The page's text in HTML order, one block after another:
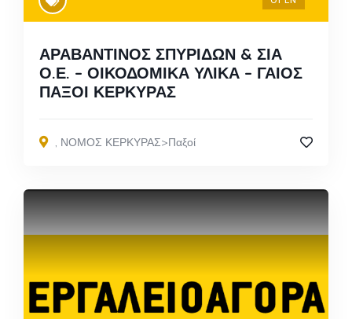
ΑΡΑΒΑΝΤΙΝΟΣ ΣΠΥΡΙΔΩΝ & ΣΙΑ
Ο.Ε. – ΟΙΚΟΔΟΜΙΚΑ ΥΛΙΚΑ – ΓΑΙΟΣ
ΠΑΞΟΙ ΚΕΡΚΥΡΑΣ
, ΝΟΜΟΣ ΚΕΡΚΥΡΑΣ>Παξοί